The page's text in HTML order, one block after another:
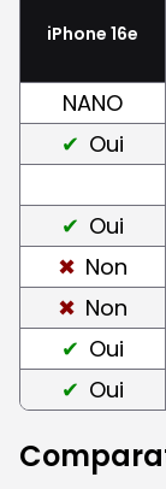
iPhone 16e
NANO
Oui
Oui
Non
Non
Oui
Oui